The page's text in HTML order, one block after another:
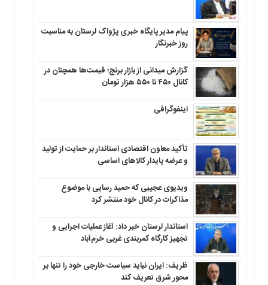
پیام مدیر پایگاه خبری پژواک لرستان به مناسبت
روز خبرنگار
گزارش میدانی از بازار برنج؛ قیمت‌ها همچنان در
کانال ۴۵۰ تا ۵۵۰ هزار تومان
اینفوگرافی
تأکید معاون اقتصادی استاندار بر حمایت از تولید
و عرضه پایدار کالاهای اساسی
ویدیوی عجیبی که حمید رسایی با موضوع
مذاکرات در کانال خود منتشر کرد
استاندار لرستان خبر داد: آغاز عملیات اجرایی و
تجهیز کارگاه کمربندی غربی خرم‌آباد
ظریف: ایران نباید سیاست خارجی خود را تنها بر
محور شرق تعریف کند